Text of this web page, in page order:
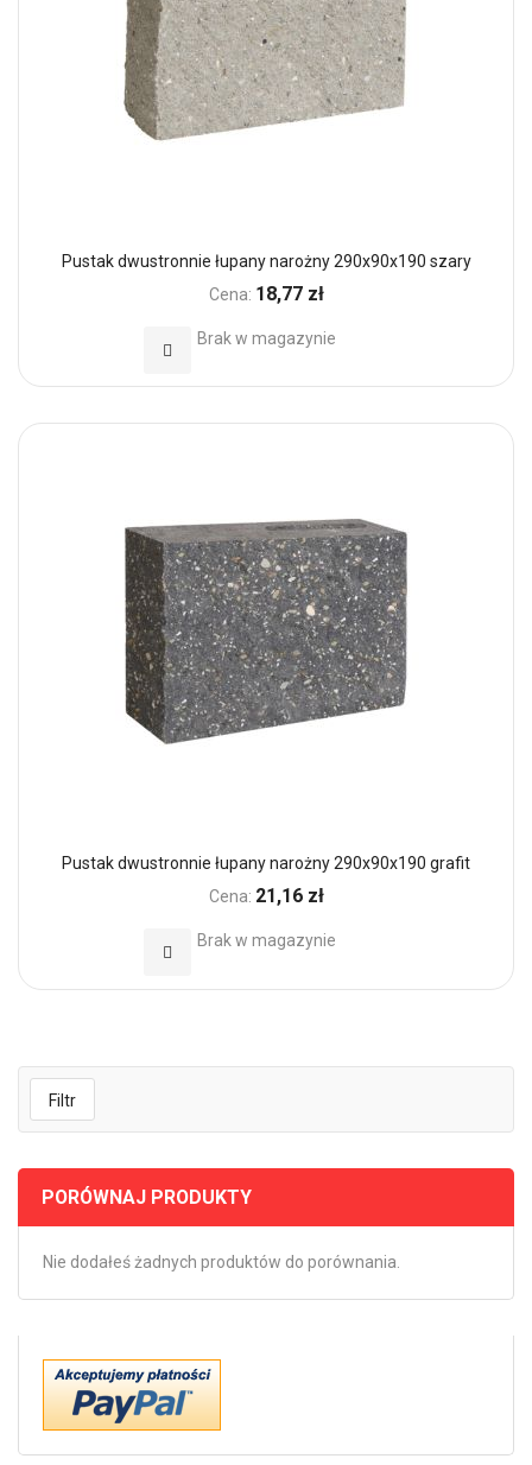
Pustak dwustronnie łupany narożny 290x90x190 szary
Cena: 18,77 zł
Brak w magazynie
Dodaj do Ulubionych
Pustak dwustronnie łupany narożny 290x90x190 grafit
Cena: 21,16 zł
Brak w magazynie
Dodaj do Ulubionych
Filtr
PORÓWNAJ PRODUKTY
Nie dodałeś żadnych produktów do porównania.